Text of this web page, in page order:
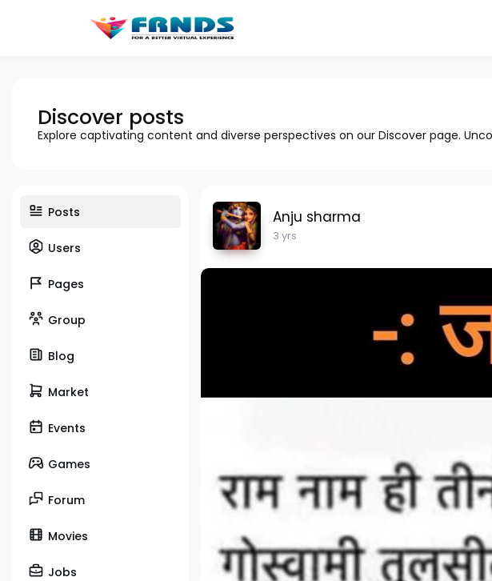
Discover posts
Explore captivating content and diverse perspectives on our Discover page.
Posts
Users
Pages
Group
Blog
Market
Events
Games
Forum
Movies
Jobs
Anju sharma
3 yrs